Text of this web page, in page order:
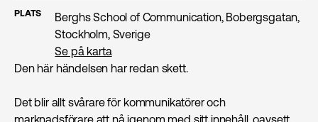
PLATS
Berghs School of Communication, Bobergsgatan,
Stockholm, Sverige
Se på karta
Den här händelsen har redan skett.
Det blir allt svårare för kommunikatörer och
marknadsförare att nå igenom med sitt innehåll, oavsett